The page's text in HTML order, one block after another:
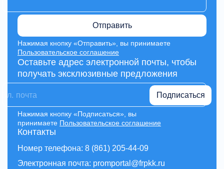
Контакты
Номер телефона: 8 (861) 205-44-09
Электронная почта: promportal@frpkk.ru
Отправить
Нажимая кнопку «Отправить», вы принимаете
Пользовательское соглашение
Оставьте адрес электронной почты, чтобы
получать эксклюзивные предложения
Подписаться
Нажимая кнопку «Подписаться», вы
принимаете Пользовательское соглашение